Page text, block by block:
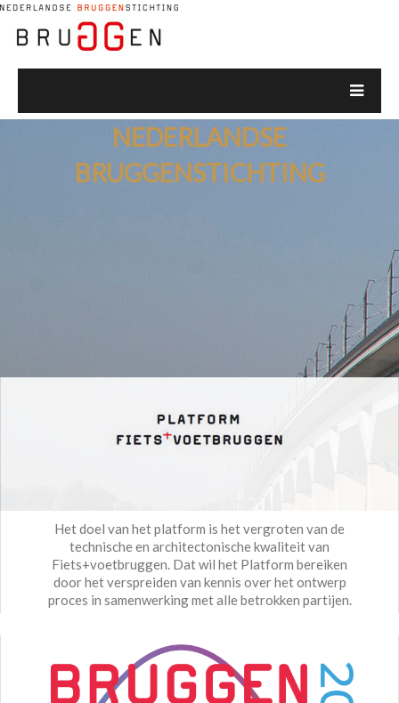
NEDERLANDSE
BRUGGENSTICHTING
Het doel van het platform is het vergroten van de
technische en architectonische kwaliteit van
Fiets+voetbruggen. Dat wil het Platform bereiken
door het verspreiden van kennis over het ontwerp
proces in samenwerking met alle betrokken partijen.